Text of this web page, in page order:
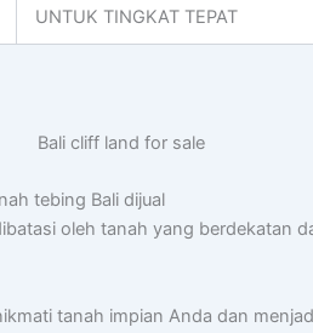
UNTUK TINGKAT TEPAT
tebing Bali dijual
oleh tanah yang berdekatan
tanah impian Anda dan